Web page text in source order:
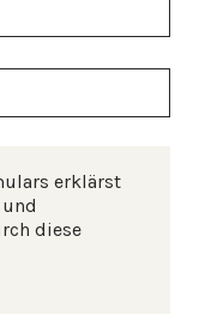
erklärst
diese